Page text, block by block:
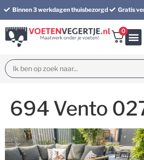
Binnen 3 werkdagen thuisbezorgd Gratis
0
694 Vento